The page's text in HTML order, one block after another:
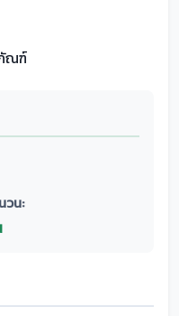
ณฑ์
วน: